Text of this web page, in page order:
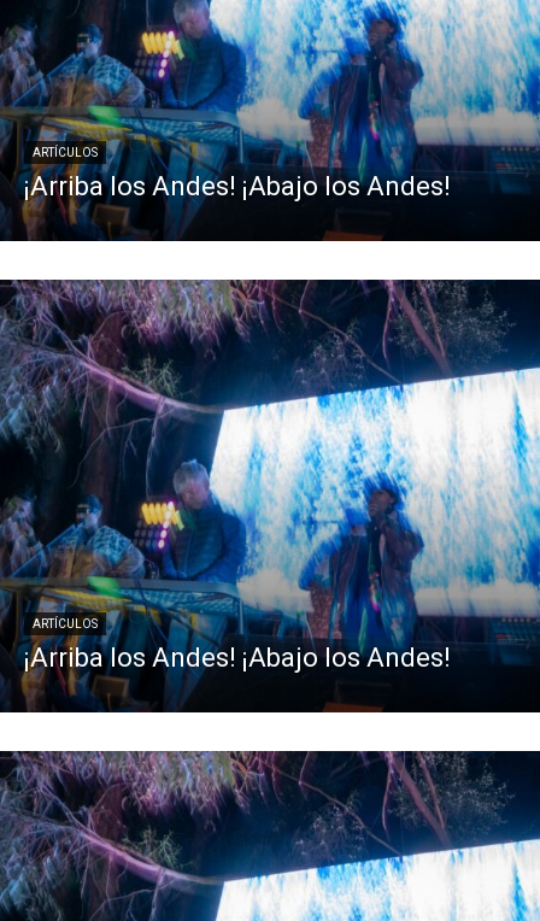
ARTÍCULOS
¡Arriba los Andes! ¡Abajo los Andes!
ARTÍCULOS
¡Arriba los Andes! ¡Abajo los Andes!